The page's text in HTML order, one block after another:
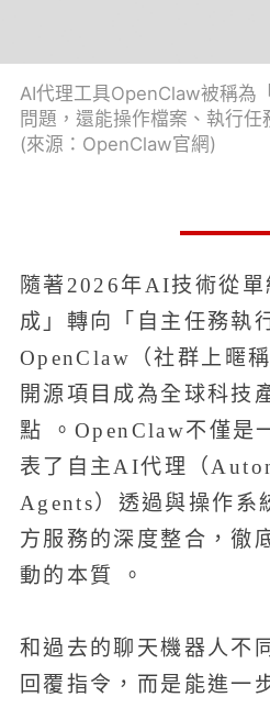
AI代理工具OpenClaw被稱為
問題，還能操作檔案、執行任
(來源：OpenClaw官網)
隨著2026年AI技術從單
成」轉向「自主任務執
OpenClaw（社群上暱
開源項目成為全球科技
點 。OpenClaw不僅是
表了自主AI代理（
Agents）透過與操作系
方服務的深度整合，徹
動的本質 。
和過去的聊天機器人不
回覆指令，而是能進一